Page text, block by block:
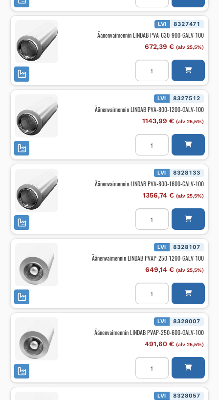
630-
600-
määrä
LVI 8327471
Äänenvaimennin LINDAB PVA-630-900-GALV-100
672,39 € (alv 25,5%)
Äänenvaimennin
LINDAB
PVA-
630-
900-
GALV-
määrä
LVI 8327512
Äänenvaimennin LINDAB PVA-800-1200-GALV-100
1143,99 € (alv 25,5%)
Äänenvaimennin
LINDAB
PVA-
800-
1200-
GALV-
määrä
LVI 8328133
Äänenvaimennin LINDAB PVA-800-1600-GALV-100
1356,74 € (alv 25,5%)
Äänenvaimennin
LINDAB
800-
1600-
GALV-
määrä
LVI 8328107
Äänenvaimennin LINDAB PVAP-250-1200-GALV-100
649,14 € (alv 25,5%)
Äänenvaimennin
LINDAB
PVAP-
250-
1200-
GALV-
määrä
LVI 8328007
Äänenvaimennin LINDAB PVAP-250-600-GALV-100
491,60 € (alv 25,5%)
Äänenvaimennin
LINDAB
PVAP-
250-
600-
GALV- LVI 8328057